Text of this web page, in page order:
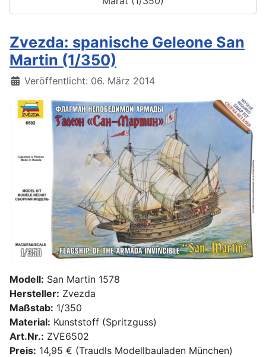
Zvezda: spanische Geleone San
Martin (1/350)
Details
Veröffentlicht: 06. März 2014
Modell: San Martin 1578
Hersteller: Zvezda
Maßstab: 1/350
Material: Kunststoff (Spritzguss)
Art.Nr.: ZVE6502
Preis: 14,95 € (Traudls Modellbauladen München)